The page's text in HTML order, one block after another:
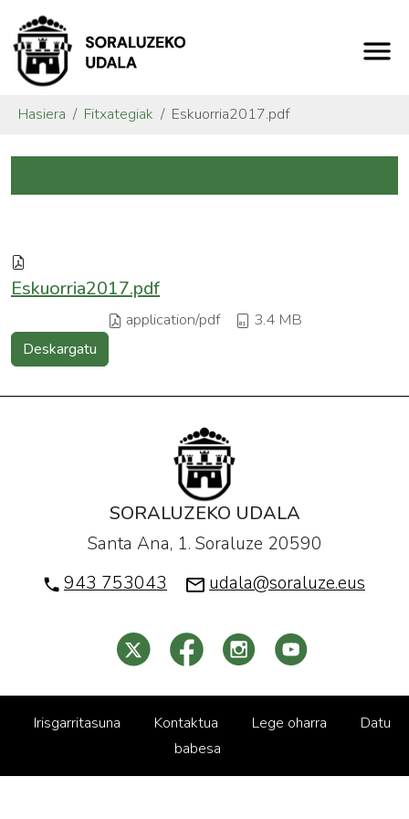
Hasiera Fitxategiak Eskuorria2017.pdf
Eskuorria2017.pdf
application/pdf 3.4 MB
Deskargatu
SORALUZEKO UDALA
Santa Ana, 1. Soraluze 20590
943 753043
udala@soraluze.eus
Irisgarritasuna Kontaktua Lege oharra
Datu
babesa